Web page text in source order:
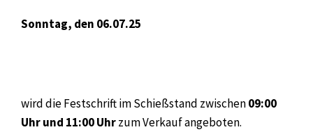
Sonntag, den 06.07.25
wird die Festschrift im Schießstand zwischen09:00
Uhr und 11:00 Uhrzum Verkauf angeboten.